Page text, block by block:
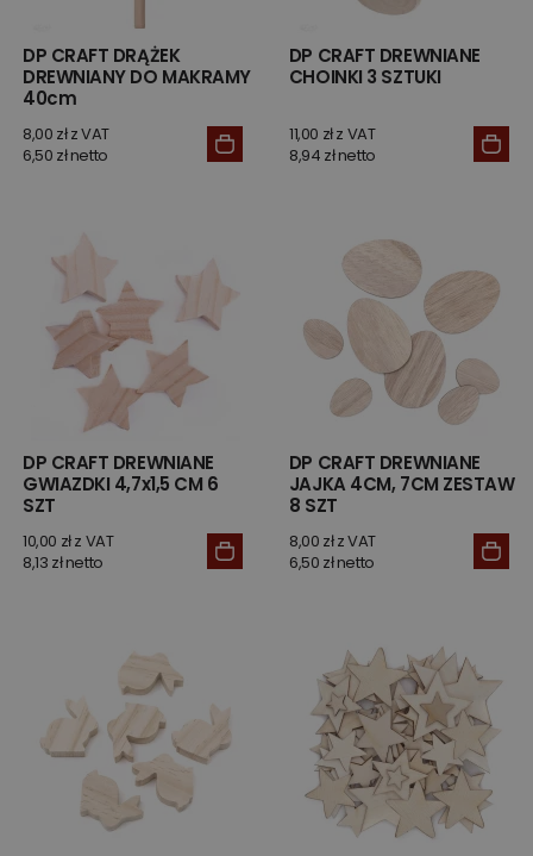
DP CRAFT DRĄŻEK
DREWNIANY DO MAKRAMY
40cm
8,00 zł z VAT
6,50 zł netto
DP CRAFT DREWNIANE
CHOINKI 3 SZTUKI
11,00 zł z VAT
8,94 zł netto
DP CRAFT DREWNIANE
GWIAZDKI 4,7x1,5 CM 6
SZT
10,00 zł z VAT
8,13 zł netto
DP CRAFT DREWNIANE
JAJKA 4CM, 7CM ZESTAW
8 SZT
8,00 zł z VAT
6,50 zł netto